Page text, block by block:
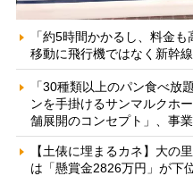
「約5時間かかるし、料金
移動に飛行機ではなく新幹
「30種類以上のパン食べ放
ンを手掛けるサンマルクホ
舗展開のコンセプト」、事
【土俵に埋まるカネ】大の
は「懸賞金2826万円」が下